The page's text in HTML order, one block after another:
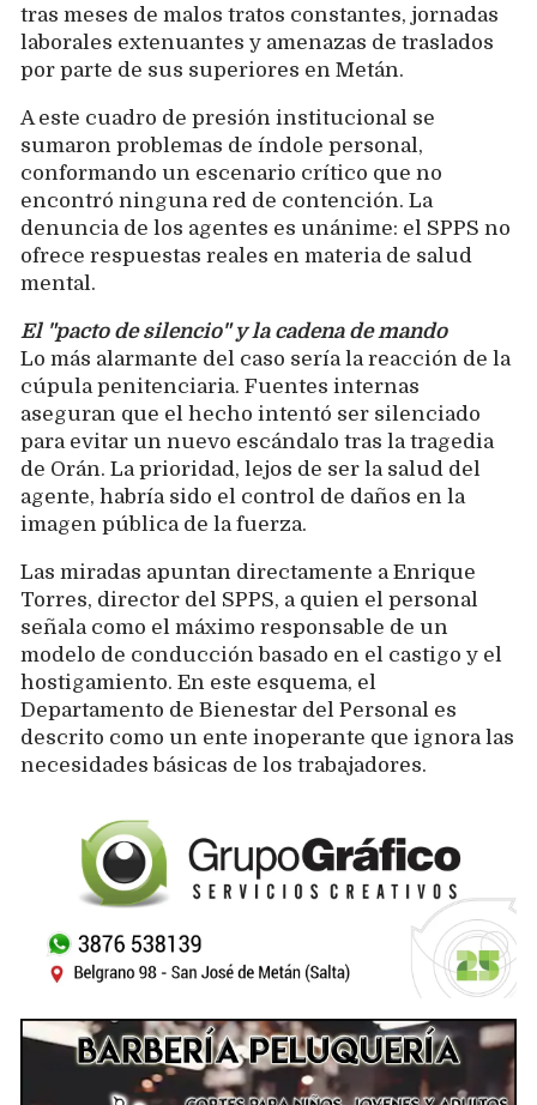
tras meses de malos tratos constantes, jornadas
laborales extenuantes y amenazas de traslados
por parte de sus superiores en Metán.
A este cuadro de presión institucional se
sumaron problemas de índole personal,
conformando un escenario crítico que no
encontró ninguna red de contención. La
denuncia de los agentes es unánime: el SPPS no
ofrece respuestas reales en materia de salud
mental.
El "pacto de silencio" y la cadena de mando
Lo más alarmante del caso sería la reacción de la
cúpula penitenciaria. Fuentes internas
aseguran que el hecho intentó ser silenciado
para evitar un nuevo escándalo tras la tragedia
de Orán. La prioridad, lejos de ser la salud del
agente, habría sido el control de daños en la
imagen pública de la fuerza.
Las miradas apuntan directamente a Enrique
Torres, director del SPPS, a quien el personal
señala como el máximo responsable de un
modelo de conducción basado en el castigo y el
hostigamiento. En este esquema, el
Departamento de Bienestar del Personal es
descrito como un ente inoperante que ignora las
necesidades básicas de los trabajadores.